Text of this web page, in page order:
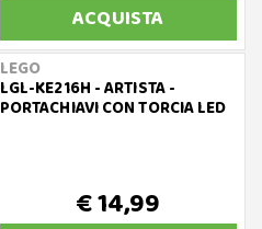
ACQUISTA
LEGO
LGL-KE216H - ARTISTA -
PORTACHIAVI CON TORCIA LED
€ 14,99